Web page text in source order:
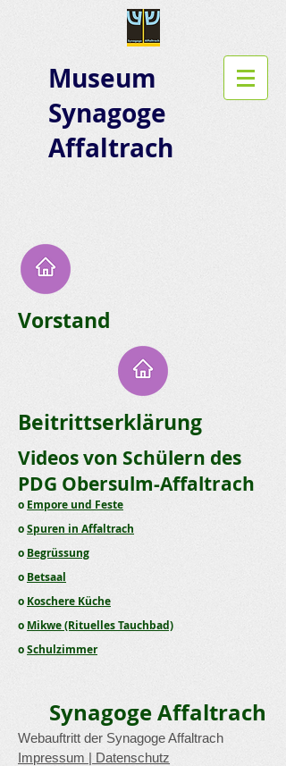
Museum
Synagoge
Affaltrach
Vorstand
Beitrittserklärung
Videos von Schülern des
PDG Obersulm-Affaltrach
o Empore und Feste
oSpuren in Affaltrach
o Begrüssung
o Betsaal
o Koschere Küche
o Mikwe (Rituelles Tauchbad)
oSchulzimmer
Synagoge Affaltrach
Webauftritt der Synagoge Affaltrach
Impressum | Datenschutz